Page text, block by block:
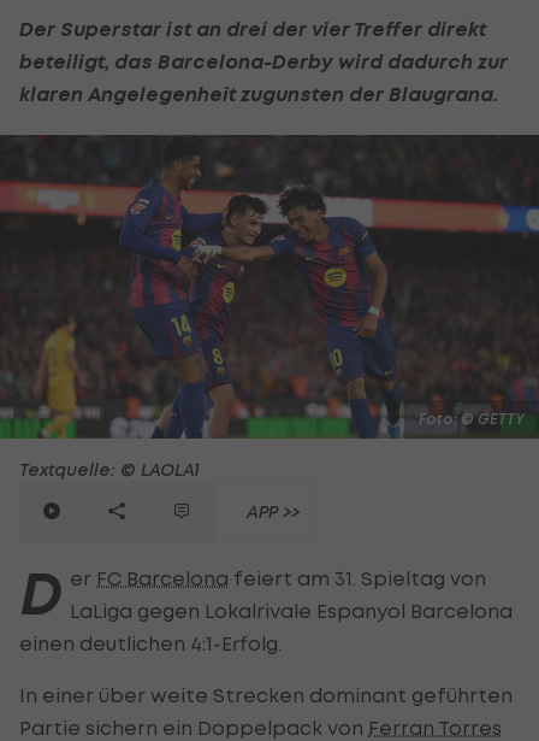
Der Superstar ist an drei der vier Treffer direkt
beteiligt, das Barcelona-Derby wird dadurch zur
klaren Angelegenheit zugunsten der Blaugrana.
Foto: © GETTY
Textquelle: © LAOLA1
APP >>
D er FC Barcelona feiert am 31. Spieltag von
LaLiga gegen Lokalrivale Espanyol Barcelona
einen deutlichen 4:1-Erfolg.
In einer über weite Strecken dominant geführten
Partie sichern ein Doppelpack von Ferran Torres